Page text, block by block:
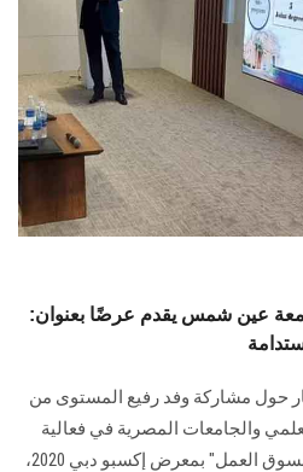
عين شمس يقدم عرضًا بعنوان:
حول مشاركة وفد رفيع المستوى من
والجامعات المصرية في فعالية
"التعليم في مصر من الحضانة لسوق العمل" بمعرض إكسبو دبي 2020،